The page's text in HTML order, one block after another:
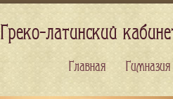
Греко-латинский
Главная Гимназия